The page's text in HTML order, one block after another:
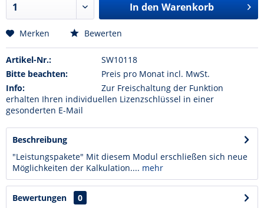
In den Warenkorb
Merken Bewerten
Artikel-Nr.:
SW10118
Bitte beachten:
Preis pro Monat incl. MwSt.
Info:
Zur Freischaltung der Funktion
erhalten Ihren individuellen Lizenzschlüssel in einer
gesonderten E-Mail
Beschreibung
"Leistungspakete" Mit diesem Modul erschließen sich neue
Möglichkeiten der Kalkulation.... mehr
Bewertungen
0